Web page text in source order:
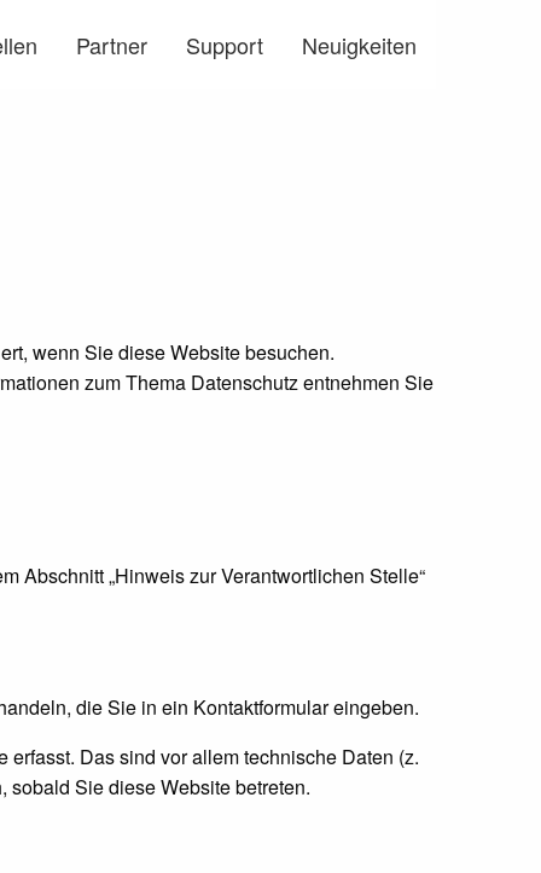
Partner Support Neuigkeiten
wenn Sie diese Website besuchen.
zum Thema Datenschutz entnehmen Sie
Abschnitt „Hinweis zur Verantwortlichen Stelle“
die Sie in ein Kontaktformular eingeben.
Das sind vor allem technische Daten (z.
sobald Sie diese Website betreten.